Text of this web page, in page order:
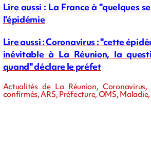
Lire aussi : La France à "quelques
l'épidémie
Lire aussi : Coronavirus : "cette
inévitable à La Réunion, la
quand" déclare le préfet
Actualités de La Réunion, Coronavirus,
confirmés, ARS, Préfecture, OMS,